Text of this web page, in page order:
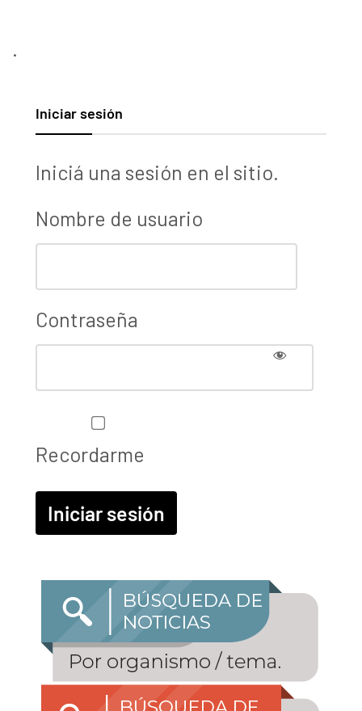
.
Iniciar sesión
Iniciá una sesión en el sitio.
Nombre de usuario
Contraseña
Recordarme